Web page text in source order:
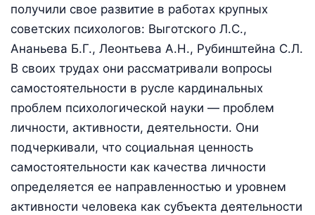
получили свое развитие в работах крупных
советских психологов: Выготского Л.С.,
Ананьева Б.Г., Леонтьева А.Н., Рубинштейна С.Л.
В своих трудах они рассматривали вопросы
самостоятельности в русле кардинальных
проблем психологической науки — проблем
личности, активности, деятельности. Они
подчеркивали, что социальная ценность
самостоятельности как качества личности
определяется ее направленностью и уровнем
активности человека как субъекта деятельности